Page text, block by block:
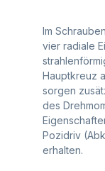
Im
vier radiale
Hauptkreuz
sorgen
des
Pozidriv
erhalten.